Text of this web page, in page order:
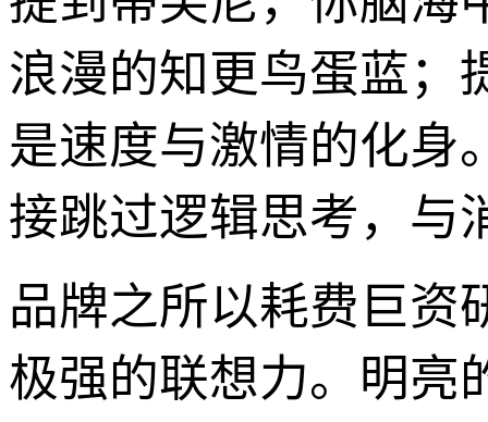
浪漫的知更鸟蛋蓝；
是速度与激情的化身
接跳过逻辑思考，与
品牌之所以耗费巨资
极强的联想力。明亮